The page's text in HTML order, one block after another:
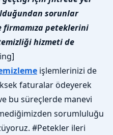
sorunlar
firmamıza peteklerini
hizmeti de
işlemlerinizi de
faturalar ödeyerek
bu süreçlerde manevi
sorumluluğu
#Petekler ileri